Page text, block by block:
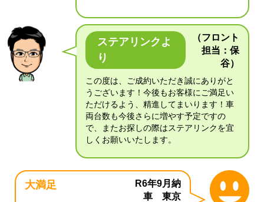
ステアリンクよ
り
（フロント
担当：保
谷）
この度は、ご成約いただき誠にありがと
うございます！今後もお客様にご満足い
ただけるよう、精進してまいります！車
両台数も今後さらに増やす予定ですの
で、またお探しの際はステアリンクを宜
しくお願いいたします。
大満足
R6年9月納
車 東京